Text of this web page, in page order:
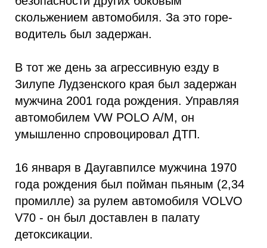
скольжением автомобиля. За это горе-
водитель был задержан.
В тот же день за агрессивную езду в
Зилупе Лудзенского края был задержан
мужчина 2001 года рождения. Управляя
автомобилем VW POLO A/M, он
умышленно спровоцировал ДТП.
16 января в Даугавпилсе мужчина 1970
года рождения был пойман пьяным (2,34
промилле) за рулем автомобиля VOLVO
V70 - он был доставлен в палату
детоксикации.